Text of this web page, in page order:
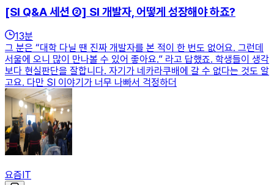
[SI Q&A 세션 ②] SI 개발자, 어떻게 성장해야 하죠?
13분
그 분은 “대학 다닐 땐 진짜 개발자를 본 적이 한 번도 없어요. 그런데
서울에 오니 많이 만나볼 수 있어 좋아요.” 라고 답했죠. 학생들이 생각
보다 현실판단을 잘합니다. 자기가 네카라쿠배에 갈 수 없다는 것도 알
고요. 다만 SI 이야기가 너무 나빠서 걱정하더
요즘IT